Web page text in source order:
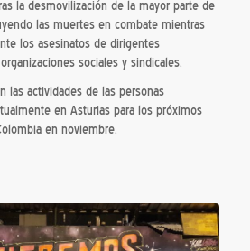
la desmovilización de la mayor parte de
las muertes en combate mientras
los asesinatos de dirigentes
sociales y sindicales.
las actividades de las personas
en Asturias para los próximos
en noviembre.